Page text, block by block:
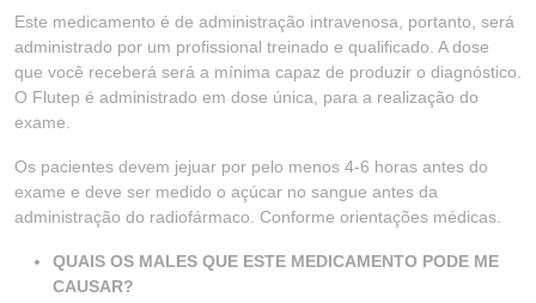
Este medicamento é de administração intravenosa, portanto, será
administrado por um profissional treinado e qualificado. A dose
que você receberá será a mínima capaz de produzir o diagnóstico.
O Flutep é administrado em dose única, para a realização do
exame.
Os pacientes devem jejuar por pelo menos 4-6 horas antes do
exame e deve ser medido o açúcar no sangue antes da
administração do radiofármaco. Conforme orientações médicas.
QUAIS OS MALES QUE ESTE MEDICAMENTO PODE ME
CAUSAR?